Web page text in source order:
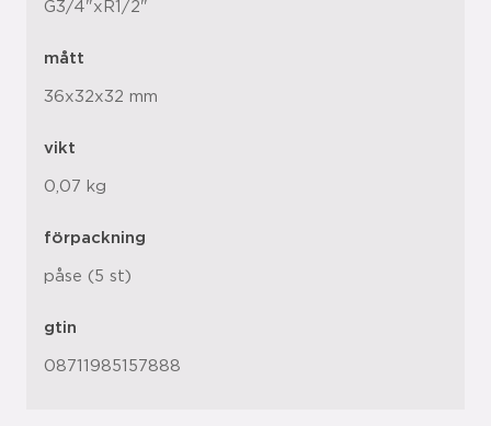
G3/4"xR1/2"
mått
36x32x32 mm
vikt
0,07 kg
förpackning
påse (5 st)
gtin
08711985157888